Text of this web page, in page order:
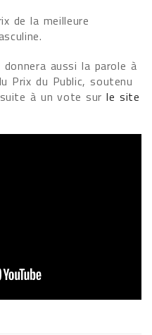
de la meilleure
aussi la parole à
Prix du Public, soutenu
suite à un vote surle site